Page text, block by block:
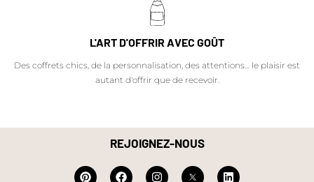
L'ART D'OFFRIR AVEC GOÛT
Des coffrets chics, de la personnalisation, des attentions… le plaisir est
autant d'offrir que de recevoir.
REJOIGNEZ-NOUS